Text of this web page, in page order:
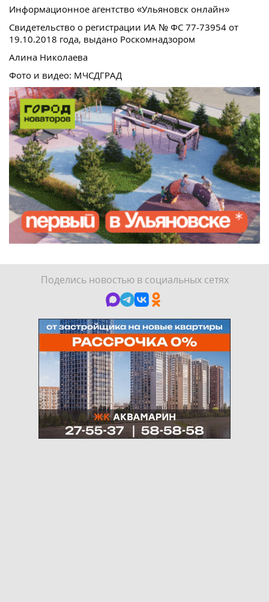
Информационное агентство «Ульяновск онлайн»
Свидетельство о регистрации ИА № ФС 77-73954 от
19.10.2018 года, выдано Роскомнадзором
Алина Николаева
Фото и видео: МЧСДГРАД
Поделись новостью в социальных сетях